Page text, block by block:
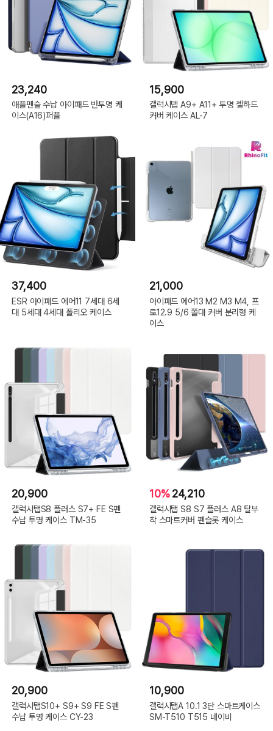
23,240
애플펜슬 수납 아이패드 반투명 케
이스(A16)퍼플
15,900
갤럭시탭 A9+ A11+ 투명 젤하드
커버 케이스 AL-7
37,400
ESR 아이패드 에어11 7세대 6세
대 5세대 4세대 폴리오 케이스
21,000
아이패드 에어13 M2 M3 M4, 프
로12.9 5/6 쫄대 커버 분리형 케
이스
20,900
갤럭시탭S8 플러스 S7+ FE S펜
수납 투명 케이스 TM-35
10%24,210
갤럭시탭 S8 S7 플러스 A8 탈부
착 스마트커버 펜슬롯 케이스
20,900
갤럭시탭S10+ S9+ S9 FE S펜
수납 투명 케이스 CY-23
10,900
갤럭시탭A 10.1 3단 스마트케이스
SM-T510 T515 네이비